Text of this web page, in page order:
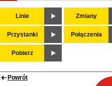
Linie Zmiany
Przystanki Połączenia
Pobierz
Powrót